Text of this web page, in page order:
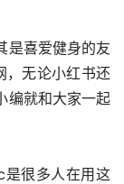
是喜爱健身的友
，无论小红书还
编就和大家一起
很多人在用这